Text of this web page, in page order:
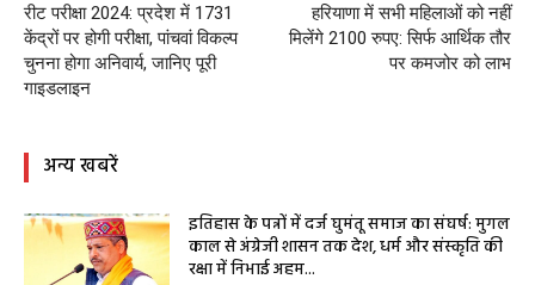
रीट परीक्षा 2024: प्रदेश में 1731
केंद्रों पर होगी परीक्षा, पांचवां विकल्प
चुनना होगा अनिवार्य, जानिए पूरी
गाइडलाइन
हरियाणा में सभी महिलाओं को नहीं
मिलेंगे 2100 रुपए: सिर्फ आर्थिक तौर
पर कमजोर को लाभ
अन्य खबरें
इतिहास के पन्नों में दर्ज घुमंतू समाज का संघर्ष: मुगल
काल से अंग्रेजी शासन तक देश, धर्म और संस्कृति की
रक्षा में निभाई अहम...